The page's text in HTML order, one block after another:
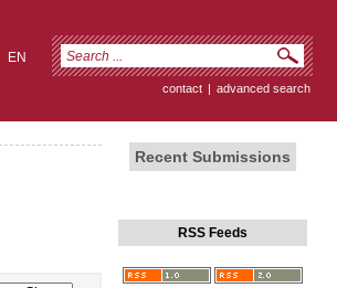
EN
contact | advanced search
Recent Submissions
RSS Feeds